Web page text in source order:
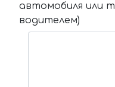
автомобиля или
водителем)